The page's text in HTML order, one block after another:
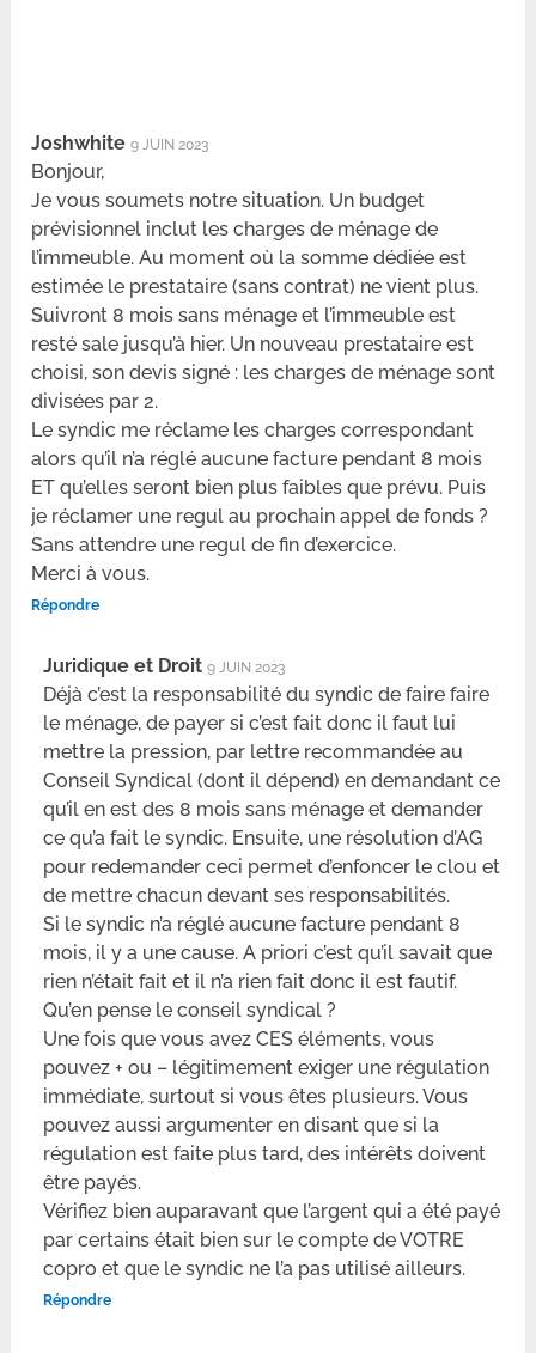
Joshwhite 9 JUIN 2023
Bonjour,
Je vous soumets notre situation. Un budget
prévisionnel inclut les charges de ménage de
l’immeuble. Au moment où la somme dédiée est
estimée le prestataire (sans contrat) ne vient plus.
Suivront 8 mois sans ménage et l’immeuble est
resté sale jusqu’à hier. Un nouveau prestataire est
choisi, son devis signé : les charges de ménage sont
divisées par 2.
Le syndic me réclame les charges correspondant
alors qu’il n’a réglé aucune facture pendant 8 mois
ET qu’elles seront bien plus faibles que prévu. Puis
je réclamer une regul au prochain appel de fonds ?
Sans attendre une regul de fin d’exercice.
Merci à vous.
Répondre
Juridique et Droit 9 JUIN 2023
Déjà c’est la responsabilité du syndic de faire faire
le ménage, de payer si c’est fait donc il faut lui
mettre la pression, par lettre recommandée au
Conseil Syndical (dont il dépend) en demandant ce
qu’il en est des 8 mois sans ménage et demander
ce qu’a fait le syndic. Ensuite, une résolution d’AG
pour redemander ceci permet d’enfoncer le clou et
de mettre chacun devant ses responsabilités.
Si le syndic n’a réglé aucune facture pendant 8
mois, il y a une cause. A priori c’est qu’il savait que
rien n’était fait et il n’a rien fait donc il est fautif.
Qu’en pense le conseil syndical ?
Une fois que vous avez CES éléments, vous
pouvez + ou – légitimement exiger une régulation
immédiate, surtout si vous êtes plusieurs. Vous
pouvez aussi argumenter en disant que si la
régulation est faite plus tard, des intérêts doivent
être payés.
Vérifiez bien auparavant que l’argent qui a été payé
par certains était bien sur le compte de VOTRE
copro et que le syndic ne l’a pas utilisé ailleurs.
Répondre